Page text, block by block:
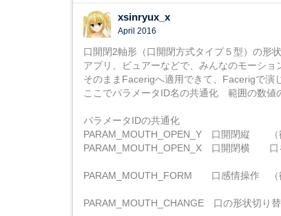
xsinryux_x
April 2016
口開閉2軸形（口開閉方式タイプ５型）の形
アプリ、ビュアーなどで、みんなのモーショ
そのままFacerigへ適用できて、Facerigで演
ここでパラメータID名の共通化 範囲の数値
パラメータIDの共通化
PARAM_MOUTH_OPEN_Y 口開閉縦 （
PARAM_MOUTH_OPEN_X 口開閉横 口
PARAM_MOUTH_FORM 口感情操作
PARAM_MOUTH_CHANGE 口の形状